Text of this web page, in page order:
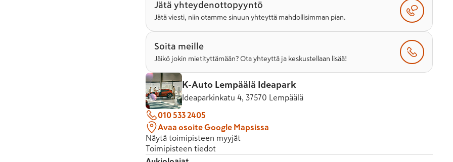
Jätä yhteydenottopyyntö
Jätä viesti, niin otamme sinuun yhteyttä mahdollisimman pian.
Soita meille
Jäikö jokin mietityttämään? Ota yhteyttä ja keskustellaan lisää!
K-Auto Lempäälä Ideapark
Ideaparkinkatu 4, 37570 Lempäälä
010 533 2405
Avaa osoite Google Mapsissa
Näytä toimipisteen myyjät
Toimipisteen tiedot